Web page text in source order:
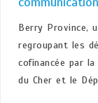
Berry Province,
regroupant les
cofinancée par
du Cher et le